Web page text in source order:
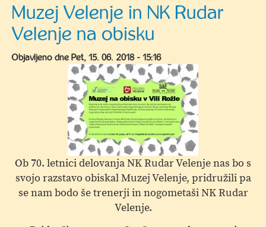
in
NK
Velenje
na
obisku
Muzej Velenje in NK Rudar
Velenje na obisku
Objavljeno dne Pet, 15. 06. 2018 - 15:16
Ob 70. letnici delovanja NK Rudar Velenje nas bo s
svojo razstavo obiskal Muzej Velenje, pridružili pa
se nam bodo še trenerji in nogometaši NK Rudar
Velenje.